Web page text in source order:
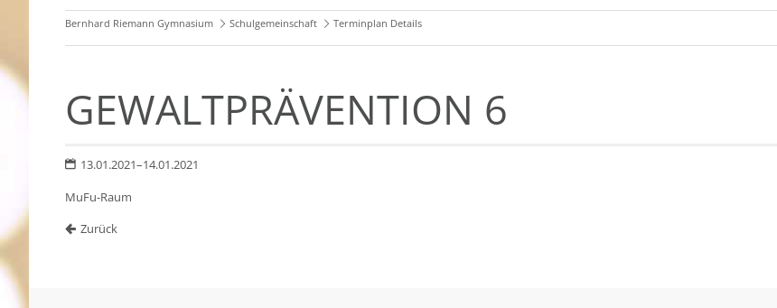
Bernhard Riemann Gymnasium Schulgemeinschaft Terminplan Details
GEWALTPRÄVENTION 6
13.01.2021–14.01.2021
MuFu-Raum
Zurück